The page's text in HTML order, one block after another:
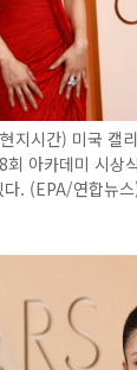
지시간) 미국 캘
아카데미 시상
. (EPA/연합뉴